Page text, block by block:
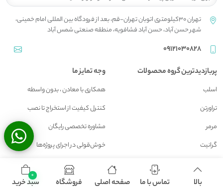
بالا تماس با ما صفحه اصلی فروشگاه
0
سبد خرید
تهران 30کیلومتری اتوبان تهران-قم، بعد از فرودگاه بین المللی امام خمینی،
شهر حسن آباد، حسن آباد فشافویه، منطقه صنعتی شمس آباد
09121030828
پربازدیدترین گروه محصولات
اسلب
تراورتن
مرمر
گرانیت
کوپ سنگ
وجه تمایز ما
همکاری با معادن ، بدون واسطه
کنترل کیفیت از استخراج تا نصب
مشاوره تخصصی رایگان
خوش‌قولی در اجرای پروژه‌ها
تیم اجرایی مجرب با سال‌ها تجربه